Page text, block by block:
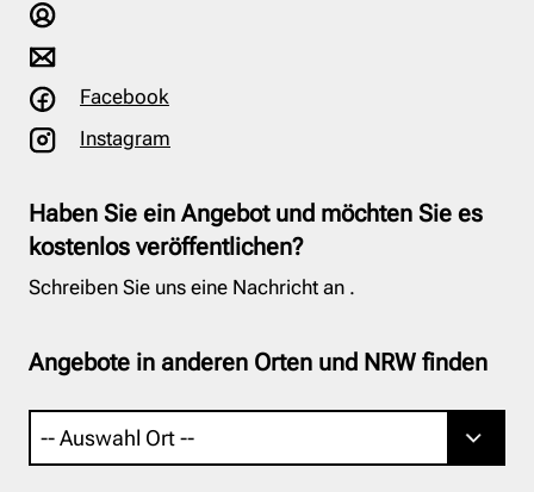
Facebook
Instagram
Haben Sie ein Angebot und möchten Sie es
kostenlos veröffentlichen?
Schreiben Sie uns eine Nachricht an .
Angebote in anderen Orten und NRW finden